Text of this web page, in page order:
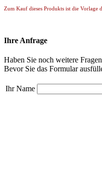
Zum Kauf dieses Produkts ist die Vorlage
Ihre Anfrage
Haben Sie noch weitere
Bevor Sie das Formular
Ihr Name